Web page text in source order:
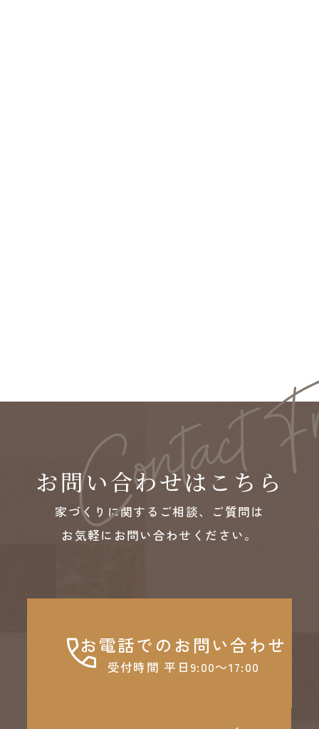
お問い合わせはこちら
家づくりに関するご相談、ご質問は
お気軽にお問い合わせください。
お電話でのお問い合わせ
受付時間 平日9:00～17:00